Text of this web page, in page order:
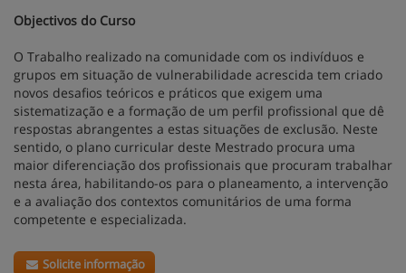
Objectivos do Curso
O Trabalho realizado na comunidade com os indivíduos e
grupos em situação de vulnerabilidade acrescida tem criado
novos desafios teóricos e práticos que exigem uma
sistematização e a formação de um perfil profissional que dê
respostas abrangentes a estas situações de exclusão. Neste
sentido, o plano curricular deste Mestrado procura uma
maior diferenciação dos profissionais que procuram trabalhar
nesta área, habilitando-os para o planeamento, a intervenção
e a avaliação dos contextos comunitários de uma forma
competente e especializada.
Solicite informação